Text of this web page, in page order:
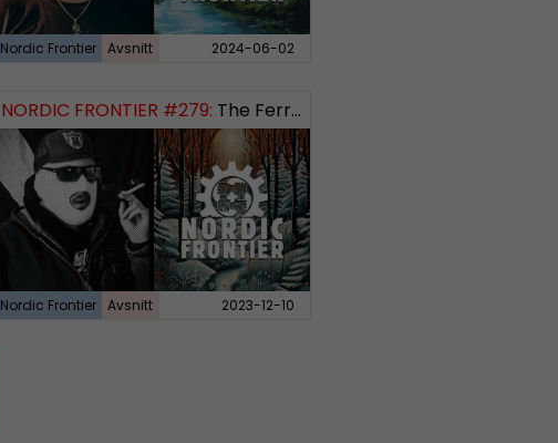
Nordic Frontier Avsnitt 2024-06-02
NORDIC FRONTIER #279: The Ferryman’s Toll
Nordic Frontier Avsnitt 2023-12-10